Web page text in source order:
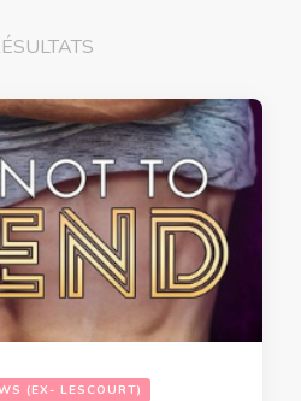
(EX- LESCOURT)